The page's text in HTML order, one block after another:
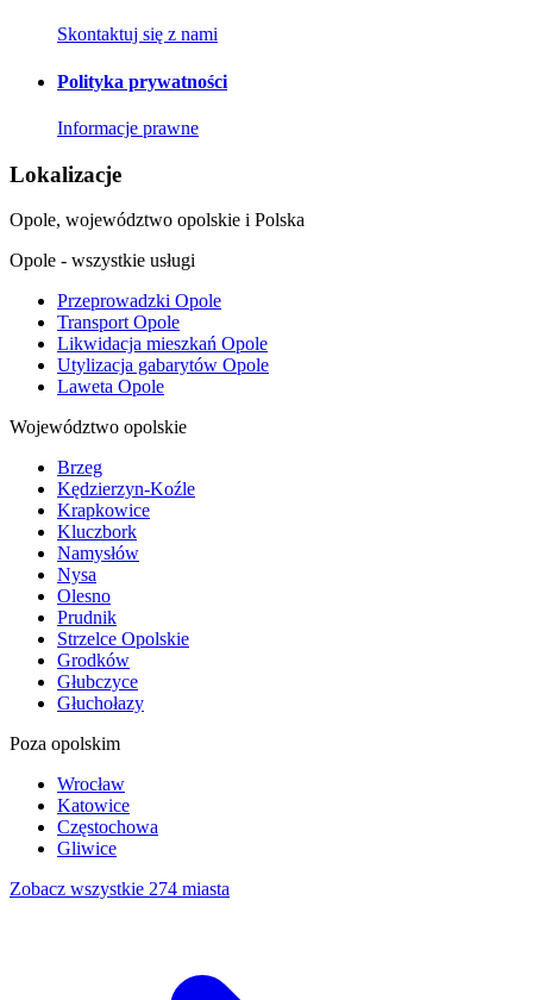
Skontaktuj się z nami
Polityka prywatności
Informacje prawne
Lokalizacje
Opole, województwo opolskie i Polska
Opole - wszystkie usługi
Przeprowadzki Opole
Transport Opole
Likwidacja mieszkań Opole
Utylizacja gabarytów Opole
Laweta Opole
Województwo opolskie
Brzeg
Kędzierzyn-Koźle
Krapkowice
Kluczbork
Namysłów
Nysa
Olesno
Prudnik
Strzelce Opolskie
Grodków
Głubczyce
Głuchołazy
Poza opolskim
Wrocław
Katowice
Częstochowa
Gliwice
Zobacz wszystkie 274 miasta